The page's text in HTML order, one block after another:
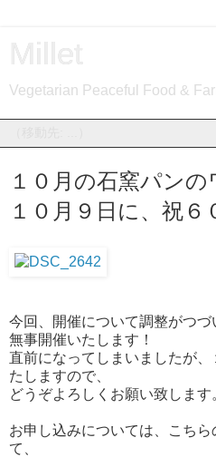
Vegetarian Peaceful Food &
１０月の石窯パンの
１０月９日に、祝６
今回、開催について調整がつづ
無事開催いたします！
直前になってしまいましたが
たしますので、
どうぞよろしくお願い致します
お申し込みについては、こち
て、